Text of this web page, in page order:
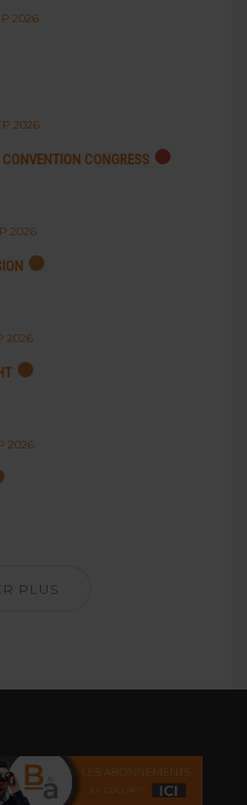
2026
2026
CONVENTION CONGRESS
2026
2026
2026
PLUS